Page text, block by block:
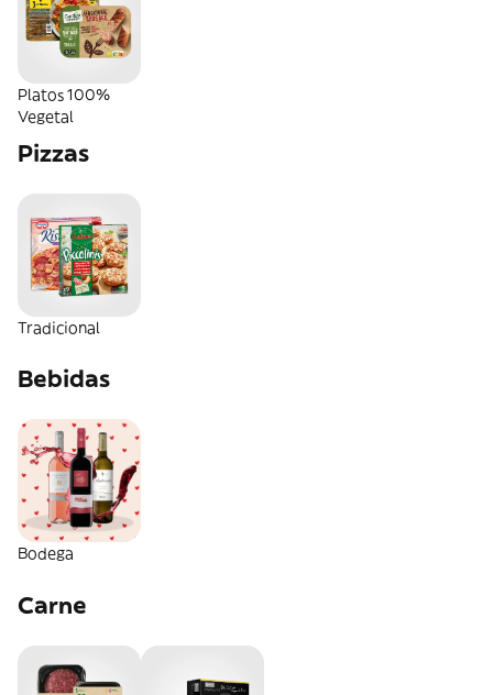
Platos 100%
Vegetal
Pizzas
Tradicional
Bebidas
Bodega
Carne